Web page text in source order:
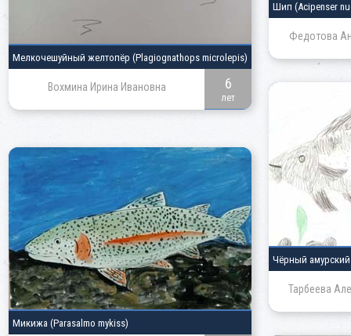
Мелкочешуйный желтопёр (Plagiognathops microlepis)
Вохмина Ирина Ивановна 6
лет
Шип (Acipenser
Федотова
Чёрный
Тарбеева
Микижа (Parasalmo mykiss)